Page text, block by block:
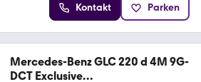
Kontakt Parken
Mercedes-Benz GLC 220 d 4M 9G-
DCT Exclusive